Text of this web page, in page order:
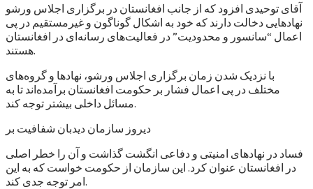
آقای توحیدی افزود که از جانب افغانستان در برگزاری اجلاس ورشو
نهادهایی دخالت دارند که خود به اشکال گوناگون و غیرمستقیم در پی
اعمال “سانسور و محدودیت” در فعالیت‌های رسانه‌ای در افغانستان
هستند.
با نزدیک شدن زمان برگزاری اجلاس ورشو، نهادها و گروه‌های
مختلف در پی اعمال فشار بر حکومت افغانستان برآمده‌اند تا به
مسائل داخلی بیشتر توجه کند.
دیروز سازمان دیدبان شفافیت بر
فساد در نهادهای امنیتی و دفاعی انگشت گذاشت و آن را خطر اصلی
در افغانستان عنوان کرد. این سازمان از حکومت خواست که به این
امر توجه جدی کند.